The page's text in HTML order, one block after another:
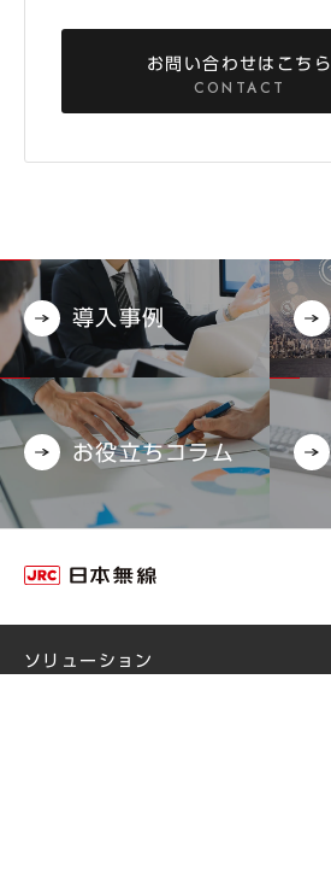
お問い合わせはこちら
CONTACT
導入事例
お役立ちコラム
ソリューション